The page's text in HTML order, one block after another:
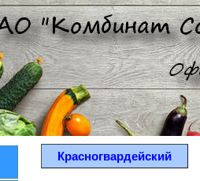
Красногвардейский